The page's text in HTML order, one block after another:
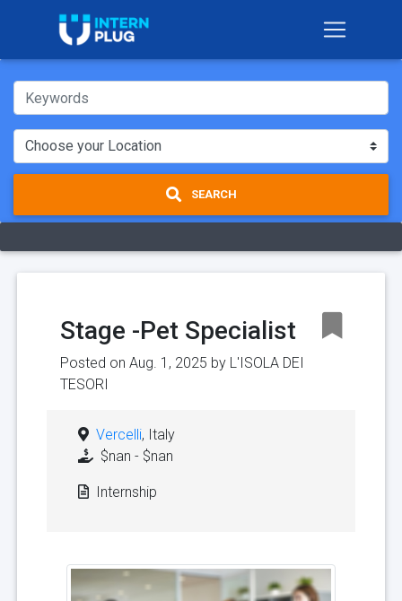
SEARCH
Stage -Pet Specialist
Posted on Aug. 1, 2025 by L'ISOLA DEI
TESORI
Vercelli, Italy
$nan - $nan
Internship